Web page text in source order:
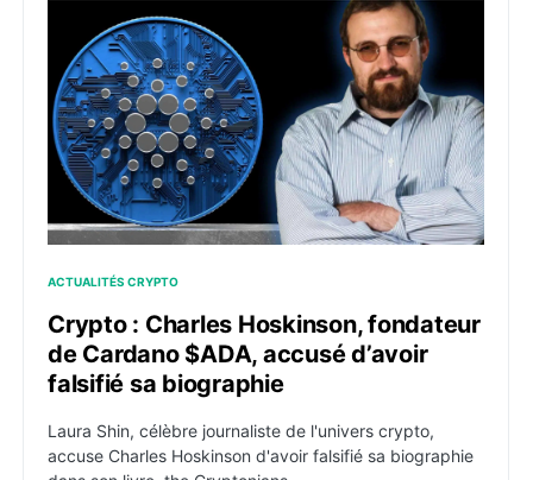
Crypto : Charles Hoskinson, fondateur de Cardano
ACTUALITÉS CRYPTO
Crypto : Charles Hoskinson, fondateur
de Cardano $ADA, accusé d’avoir
falsifié sa biographie
Laura Shin, célèbre journaliste de l'univers crypto,
accuse Charles Hoskinson d'avoir falsifié sa biographie